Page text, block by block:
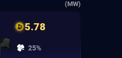
(MW)
5.78
25%